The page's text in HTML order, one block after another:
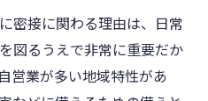
密接に関わる理由は、日常
図るうえで非常に重要だか
営業が多い地域特性があ